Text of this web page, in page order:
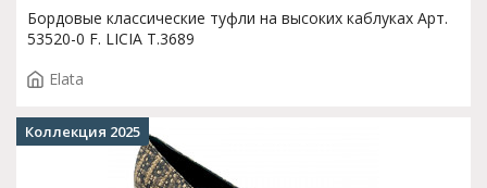
Бордовые классические туфли на высоких каблуках Арт.
53520-0 F. LICIA T.3689
Elata
Коллекция 2025